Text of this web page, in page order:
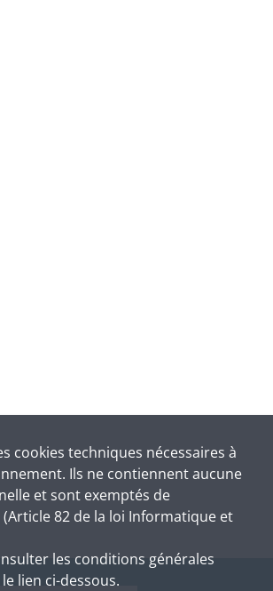
cookies techniques nécessaires à
Ils ne contiennent aucune
et sont exemptés de
82 de la loi Informatique et
les conditions générales
lien ci-dessous.